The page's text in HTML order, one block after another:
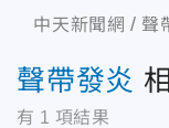
中天新聞網 聲
聲帶發炎
有 1 項結果